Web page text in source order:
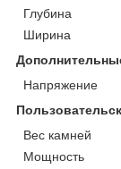
Глубина
Ширина
Напряжение
Вес камней
Мощность